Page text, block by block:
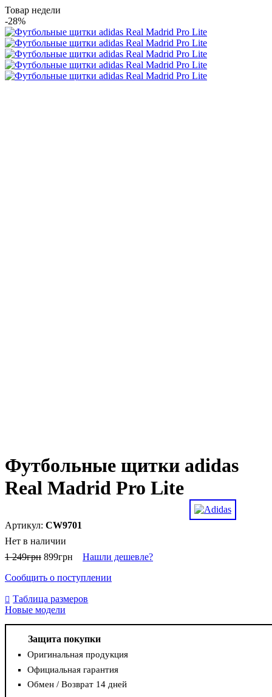
Товар недели
-28%
Футбольные щитки adidas
Real Madrid Pro Lite
CW9701
Нет в наличии
1 249грн 899грн
Нашли дешевле?
Сообщить о поступлении
Таблица размеров
Новые модели
Защита покупки
Оригинальная продукция
Официальная гарантия
Обмен / Возврат 14 дней